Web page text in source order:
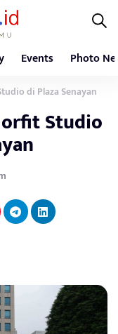
Events Photo
di Plaza Senayan
Studio